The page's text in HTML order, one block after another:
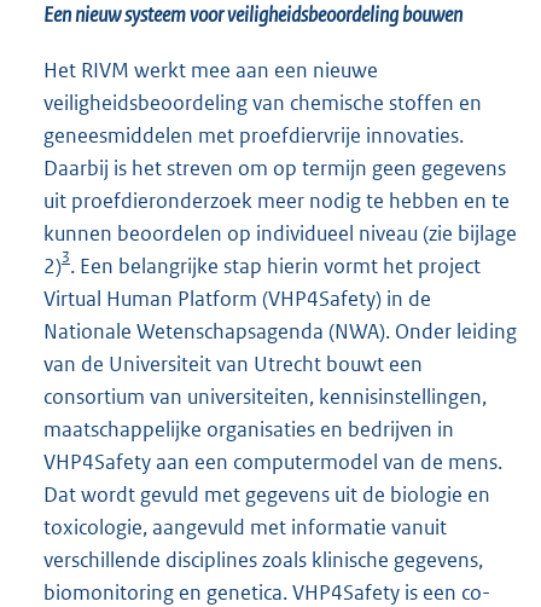
Een nieuw systeem voor veiligheidsbeoordeling bouwen
Het RIVM werkt mee aan een nieuwe
veiligheidsbeoordeling van chemische stoffen en
geneesmiddelen met proefdiervrije innovaties.
Daarbij is het streven om op termijn geen gegevens
uit proefdieronderzoek meer nodig te hebben en te
kunnen beoordelen op individueel niveau (zie bijlage
2)3. Een belangrijke stap hierin vormt het project
Virtual Human Platform (VHP4Safety) in de
Nationale Wetenschapsagenda (NWA). Onder leiding
van de Universiteit van Utrecht bouwt een
consortium van universiteiten, kennisinstellingen,
maatschappelijke organisaties en bedrijven in
VHP4Safety aan een computermodel van de mens.
Dat wordt gevuld met gegevens uit de biologie en
toxicologie, aangevuld met informatie vanuit
verschillende disciplines zoals klinische gegevens,
biomonitoring en genetica. VHP4Safety is een co-